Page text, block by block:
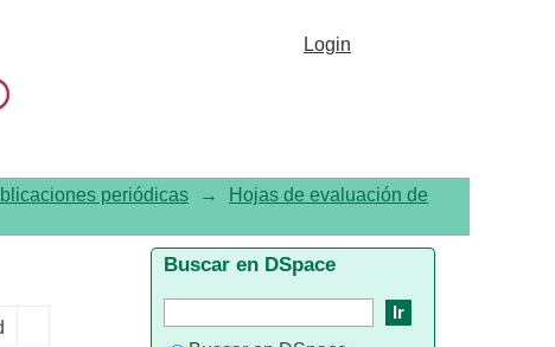
SaxagliptinaLogin
periódicas →
Hojas de evaluación de
Buscar en DSpace